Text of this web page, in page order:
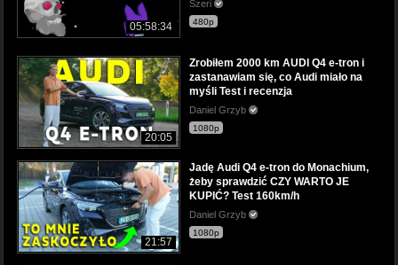
05:58:34
Szeri
480p
20:05
Zrobiłem 2000 km AUDI Q4 e-tron i
zastanawiam się, co Audi miało na
myśli Test i recenzja
Daniel Grzyb
1080p
21:57
Jadę Audi Q4 e-tron do Monachium,
żeby sprawdzić CZY WARTO JE
KUPIĆ? Test 160km/h
Daniel Grzyb
1080p